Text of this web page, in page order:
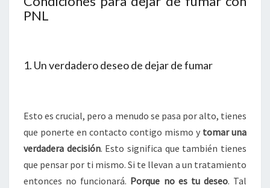
PNL
1. Un verdadero deseo de dejar de fumar
Esto es crucial, pero a menudo se pasa por alto, tienes
que ponerte en contacto contigo mismo y tomar una
verdadera decisión. Esto significa que también tienes
que pensar por ti mismo. Si te llevan a un tratamiento
entonces no funcionará. Porque no es tu deseo. Tal